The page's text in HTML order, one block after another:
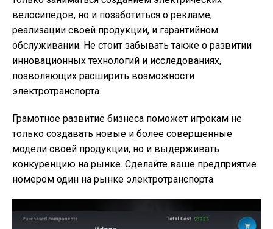
велосипедов, но и позаботиться о рекламе,
реализации своей продукции, и гарантийном
обслуживании. Не стоит забывать также о развитии
инновационных технологий и исследованиях,
позволяющих расширить возможности
электротранспорта.
Грамотное развитие бизнеса поможет игрокам не
только создавать новые и более совершенные
модели своей продукции, но и выдерживать
конкуренцию на рынке. Сделайте ваше предприятие
номером один на рынке электротранспорта.